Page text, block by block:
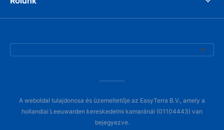
A weboldal tulajdonosa és üzemeltetője az EasyTerra B.V., amely a
hollandiai Leeuwarden kereskedelmi kamaránál (01104443) van
bejegyezve.